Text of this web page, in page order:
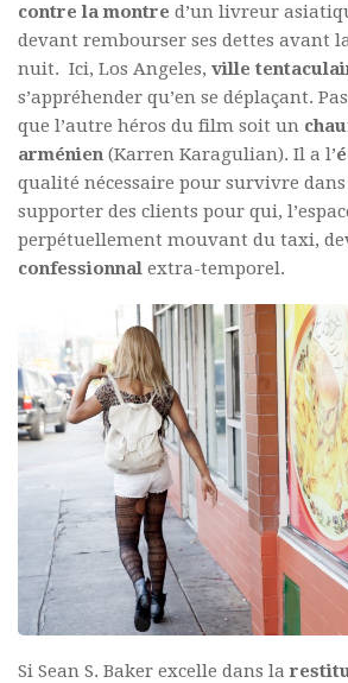
contre la montre d’un livreur
devant rembourser ses dettes avant
nuit. Ici, Los Angeles, ville
s’appréhender qu’en se déplaçant.
que l’autre héros du film soit un
arménien (Karren Karagulian). Il a l’
qualité nécessaire pour survivre
supporter des clients pour qui,
perpétuellement mouvant du taxi,
confessionnal extra-temporel.
Si Sean S. Baker excelle dans la